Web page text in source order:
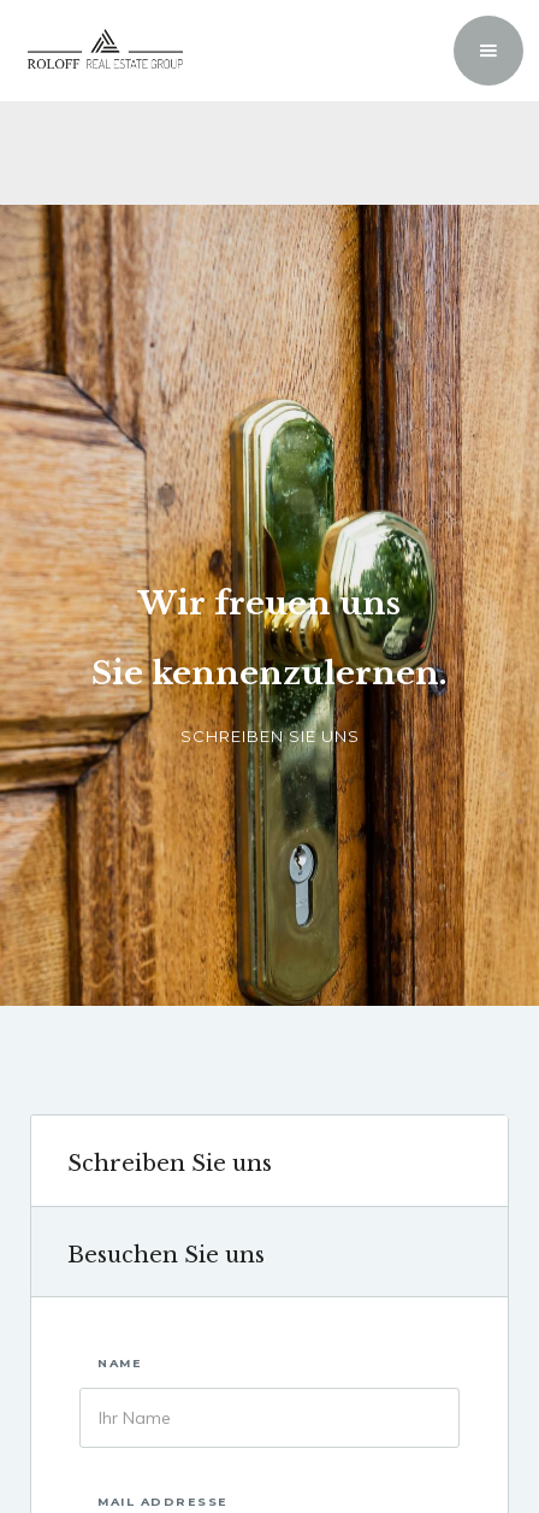
Wir freuen uns
Sie kennenzulernen.
SCHREIBEN SIE UNS
Schreiben Sie uns
Besuchen Sie uns
NAME
MAIL ADDRESSE